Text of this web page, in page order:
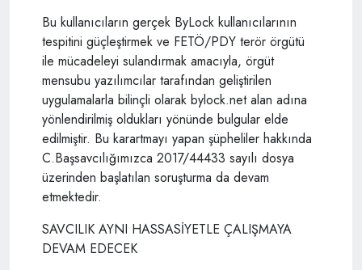
Bu kullanıcıların gerçek ByLock kullanıcılarının
tespitini güçleştirmek ve FETÖ/PDY terör örgütü
ile mücadeleyi sulandırmak amacıyla, örgüt
mensubu yazılımcılar tarafından geliştirilen
uygulamalarla bilinçli olarak bylock.net alan adına
yönlendirilmiş oldukları yönünde bulgular elde
edilmiştir. Bu karartmayı yapan şüpheliler hakkında
C.Başsavcılığımızca 2017/44433 sayılı dosya
üzerinden başlatılan soruşturma da devam
etmektedir.
SAVCILIK AYNI HASSASİYETLE ÇALIŞMAYA
DEVAM EDECEK